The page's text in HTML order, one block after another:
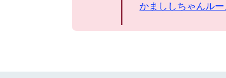
かまししちゃんルー